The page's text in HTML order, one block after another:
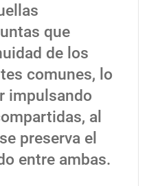
que
de los
comunes, lo
impulsando
al
preserva el
entre ambas.